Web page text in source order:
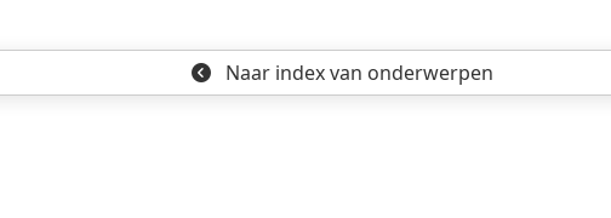
Naar indexvan onderwerpen